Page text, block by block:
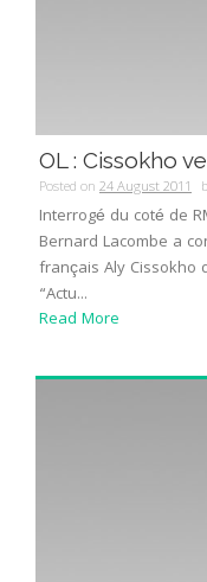
OL : Cissokho
Posted on 24 August 2011
Interrogé du coté de
Bernard Lacombe a
français Aly Cissokho
“Actu...
Read More